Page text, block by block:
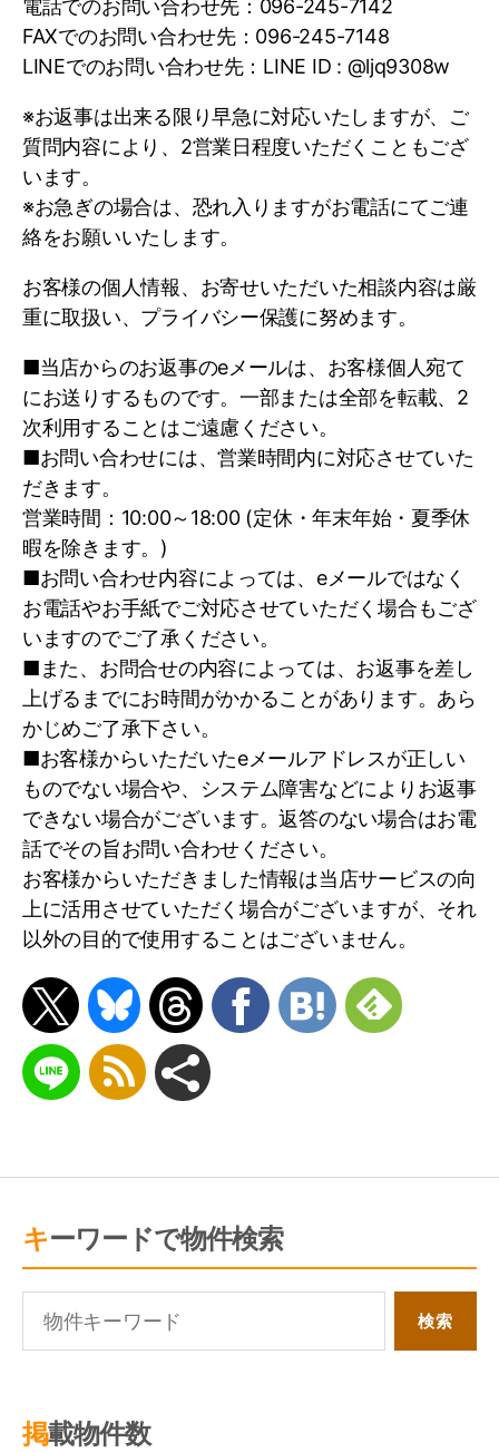
より取得させていただくことがあります。
また、それ以外の方法で個人情報を取得する場
合（受託等により間接的に取得する場合を含
囲内で取扱いさせていただきます。
なお、お客様より個人情報をご提供いただけな
い場合は、情報・サービス等を適切にご提供で
きない場合があることをあらかじめご了承下さ
い。
2.個人情報の利用目的
当社が保有・取得する個人情報は、以下の目的
に利用させていただきます。
（１）ご本人様から直接書面により取得する
個人情報（開示対象）
＜当社事業に関するお問合せ・お申込みいただ
いたお客様に関する個人情報＞
不動産の売買・仲介・賃貸・管理等の取引に
関する契約の履行・情報・サービスの提供
住宅ローンに係わる事務代行業務・不動産取
引に係わるローン事務に関する契約の履行・
情報サービスの提供
不動産関連サイトおよび当社が取得した個人
情報から、お客様にとって有用と思われる当
社および当社提携先の商品・サービス等の紹
介
新築工事・アフター工事・リフォーム工事こ
れに伴う事務手続き
上記１～４の利用目的の達成に必要な範囲で
の、個人情報の第三者への提供
等）活動・顧客動向分析または商品開発等の
調査分析
各種祭事の連絡、お客様とのコミュニケーシ
ョン
＜当社業務ご協力者に関する個人情報＞
電話でのお問い合わせ先：096-245-7142
FAXでのお問い合わせ先：096-245-7148
LINEでのお問い合わせ先：LINE ID : @ljq9308w
※お返事は出来る限り早急に対応いたしますが、ご
質問内容により、2営業日程度いただくこともござ
います。
※お急ぎの場合は、恐れ入りますがお電話にてご連
絡をお願いいたします。
お客様の個人情報、お寄せいただいた相談内容は厳
重に取扱い、プライバシー保護に努めます。
■当店からのお返事のeメールは、お客様個人宛て
にお送りするものです。一部または全部を転載、2
次利用することはご遠慮ください。
■お問い合わせには、営業時間内に対応させていた
だきます。
営業時間：10:00～18:00 (定休・年末年始・夏季休
暇を除きます。)
■お問い合わせ内容によっては、eメールではなく
お電話やお手紙でご対応させていただく場合もござ
いますのでご了承ください。
■また、お問合せの内容によっては、お返事を差し
上げるまでにお時間がかかることがあります。あら
かじめご了承下さい。
■お客様からいただいたeメールアドレスが正しい
ものでない場合や、システム障害などによりお返事
できない場合がございます。返答のない場合はお電
話でその旨お問い合わせください。
お客様からいただきました情報は当店サービスの向
上に活用させていただく場合がございますが、それ
以外の目的で使用することはございません。
キーワードで物件検索
掲載物件数